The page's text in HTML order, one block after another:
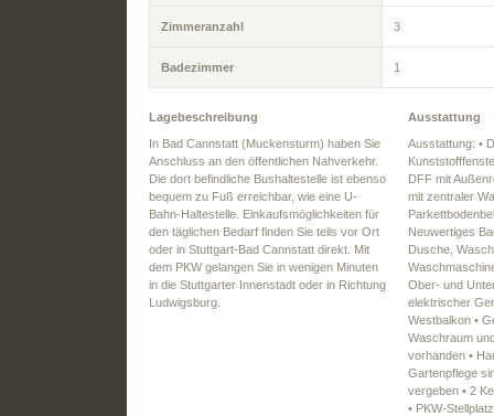
Zimmeranzahl 3
Badezimmer 1
Lagebeschreibung
In Bad Cannstatt (Muckensturm) haben Sie
Anschluss an den öffentlichen Nahverkehr.
Die dort befindliche Bushaltestelle ist ebenso
bequem zu Fuß erreichbar, wie eine U-
Bahn-Haltestelle. Einkaufsmöglichkeiten für
den täglichen Bedarf finden Sie teils vor Ort
oder in Stuttgart-Bad Cannstatt direkt. Mit
dem PKW gelangen Sie in wenigen Minuten
in die Stuttgarter Innenstadt oder in Richtung
Ludwigsburg.
Ausstattung
Ausstattung: •
DFF mit
mit zentraler
Neuwertiges
Dusche,
Ober- und
elektrischer
Westbalkon •
Waschraum
vorhanden •
Gartenpflege
vergeben • 2
• PKW-